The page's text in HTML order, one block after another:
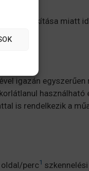
kialakítása miatt
igazán
használható
is rendelkezik a
oldal/perc1